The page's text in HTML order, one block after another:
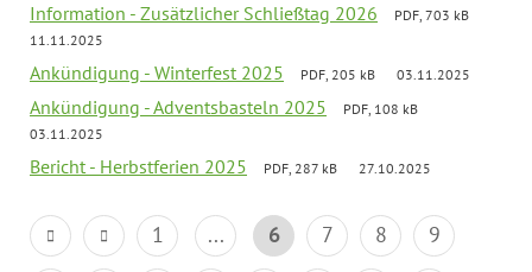
Information - Zusätzlicher Schließtag 2026
PDF, 703 kB
11.11.2025
Ankündigung - Winterfest 2025 PDF, 205 kB 03.11.2025
Ankündigung - Adventsbasteln 2025
PDF, 108 kB
03.11.2025
Bericht - Herbstferien 2025 PDF, 287 kB 27.10.2025
1 ... 6 7 8
9